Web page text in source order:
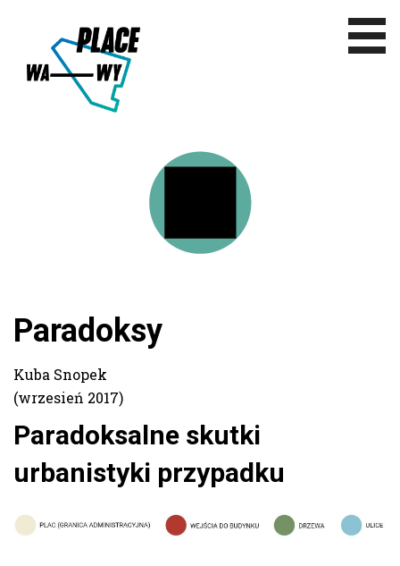
Aktualności
O projekcie
My
Kontakt
Paradoksy
Kuba Snopek
(wrzesień 2017)
Paradoksalne skutki
urbanistyki przypadku